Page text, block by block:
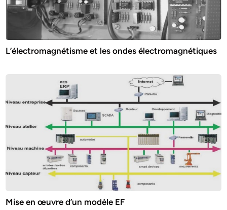
L’électromagnétisme et les ondes électromagnétiques
Mise en œuvre d’un modèle EF